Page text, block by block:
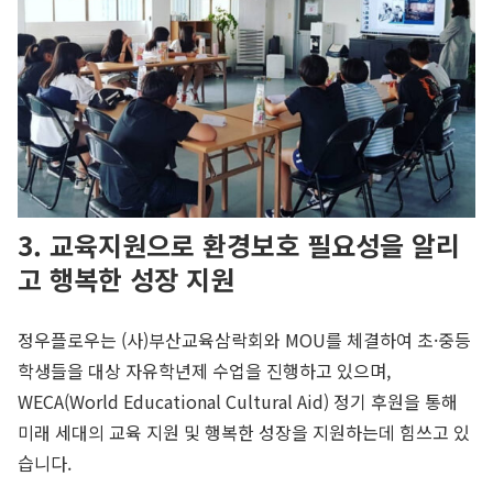
3. 교육지원으로 환경보호 필요성을 알리
고 행복한 성장 지원
정우플로우는 (사)부산교육삼락회와 MOU를 체결하여 초·중등
학생들을 대상 자유학년제 수업을 진행하고 있으며,
WECA(World Educational Cultural Aid) 정기 후원을 통해
미래 세대의 교육 지원 및 행복한 성장을 지원하는데 힘쓰고 있
습니다.